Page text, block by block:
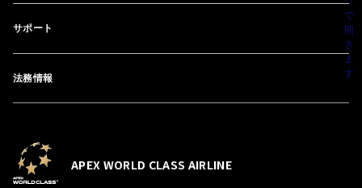
サポート
法務情報
APEX WORLD CLASS AIRLINE